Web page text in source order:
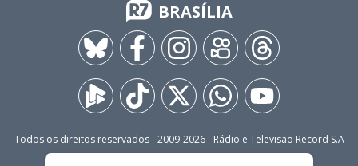
BRASÍLIA
Todos os direitos reservados - 2009-2026- Rádio e Televisão Record S.A